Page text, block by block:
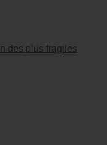
des plus fragiles